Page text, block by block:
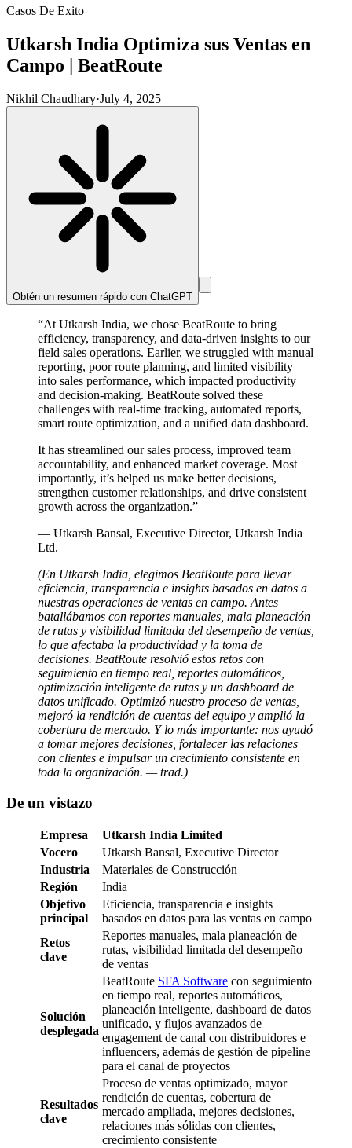
Casos De Exito
Utkarsh India Optimiza sus Ventas en
Campo | BeatRoute
Nikhil Chaudhary·July 4, 2025
Obtén un resumen rápido con ChatGPT
“At Utkarsh India, we chose BeatRoute to bring
efficiency, transparency, and data-driven insights to our
field sales operations. Earlier, we struggled with manual
reporting, poor route planning, and limited visibility
into sales performance, which impacted productivity
and decision-making. BeatRoute solved these
challenges with real-time tracking, automated reports,
smart route optimization, and a unified data dashboard.
It has streamlined our sales process, improved team
accountability, and enhanced market coverage. Most
importantly, it’s helped us make better decisions,
strengthen customer relationships, and drive consistent
growth across the organization.”
— Utkarsh Bansal, Executive Director, Utkarsh India
Ltd.
(En Utkarsh India, elegimos BeatRoute para llevar
eficiencia, transparencia e insights basados en datos a
nuestras operaciones de ventas en campo. Antes
batallábamos con reportes manuales, mala planeación
de rutas y visibilidad limitada del desempeño de ventas,
lo que afectaba la productividad y la toma de
decisiones. BeatRoute resolvió estos retos con
seguimiento en tiempo real, reportes automáticos,
optimización inteligente de rutas y un dashboard de
datos unificado. Optimizó nuestro proceso de ventas,
mejoró la rendición de cuentas del equipo y amplió la
cobertura de mercado. Y lo más importante: nos ayudó
a tomar mejores decisiones, fortalecer las relaciones
con clientes e impulsar un crecimiento consistente en
toda la organización. — trad.)
De un vistazo
Empresa
Utkarsh India Limited
Vocero
Utkarsh Bansal, Executive Director
Industria
Materiales de Construcción
Región
India
Objetivo
principal
Eficiencia, transparencia e insights
basados en datos para las ventas en campo
Retos
clave
Reportes manuales, mala planeación de
rutas, visibilidad limitada del desempeño
de ventas
Solución
desplegada
BeatRoute SFA Software con seguimiento
en tiempo real, reportes automáticos,
planeación inteligente, dashboard de datos
unificado, y flujos avanzados de
engagement de canal con distribuidores e
influencers, además de gestión de pipeline
para el canal de proyectos
Resultados
clave
Proceso de ventas optimizado, mayor
rendición de cuentas, cobertura de
mercado ampliada, mejores decisiones,
relaciones más sólidas con clientes,
crecimiento consistente